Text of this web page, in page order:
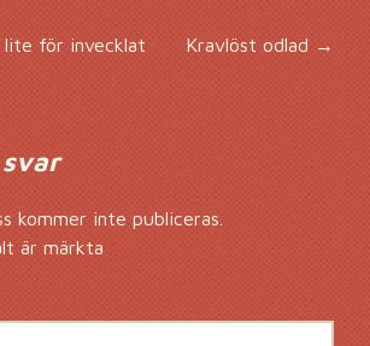
för invecklat Kravlöst odlad →
kommer inte publiceras.
är märkta*